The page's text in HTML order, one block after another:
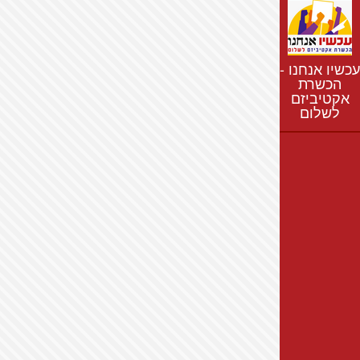
חדשות
נושאים
רשימת התנחלויות
מפת התנחלויות
עכשיו אנחנו -
הכשרת
אקטיביזם
לשלום